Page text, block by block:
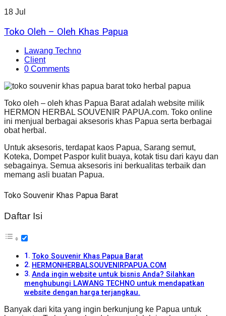
18 Jul
Toko Oleh – Oleh Khas Papua
Lawang Techno
Client
0 Comments
Toko oleh – oleh khas Papua Barat adalah website milik
HERMON HERBAL SOUVENIR PAPUA.com. Toko online
ini menjual berbagai aksesoris khas Papua serta berbagai
obat herbal.
Untuk aksesoris, terdapat kaos Papua, Sarang semut,
Koteka, Dompet Paspor kulit buaya, kotak tisu dari kayu dan
sebagainya. Semua aksesoris ini berkualitas terbaik dan
memang asli buatan Papua.
Toko Souvenir Khas Papua Barat
Daftar Isi
Toko Souvenir Khas Papua Barat
HERMONHERBALSOUVENIRPAPUA.COM
Anda ingin website untuk bisnis Anda? Silahkan
menghubungi LAWANG TECHNO untuk mendapatkan
website dengan harga terjangkau.
Banyak dari kita yang ingin berkunjung ke Papua untuk